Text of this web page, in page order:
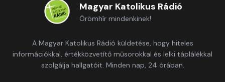
Magyar Katolikus Rádió
Örömhír mindenkinek!
A Magyar Katolikus Rádió küldetése, hogy hiteles
információkkal, értékközvetítő műsorokkal és lelki táplálékkal
szolgálja hallgatóit. Minden nap, 24 órában.